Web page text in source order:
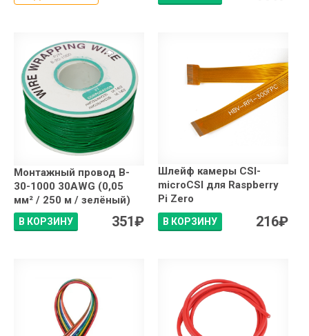
Монтажный провод B-
30-1000 30AWG (0,05
мм² / 250 м / зелёный)
В КОРЗИНУ 351₽
Шлейф камеры CSI-
microCSI для Raspberry
Pi Zero
В КОРЗИНУ 216₽